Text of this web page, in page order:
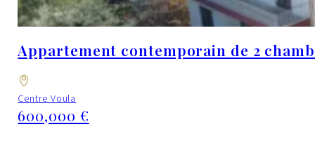
Appartement contemporain de 2
Centre Voula
600,000 €